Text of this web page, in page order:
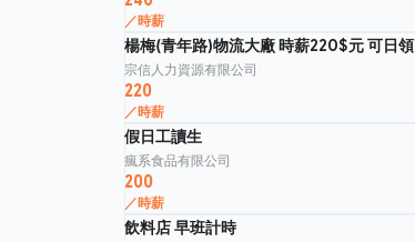
／時薪
楊梅(青年路)物流大廠 時薪220$元 可日領
宗信人力資源有限公司
220
／時薪
假日工讀生
瘋系食品有限公司
200
／時薪
飲料店 早班計時